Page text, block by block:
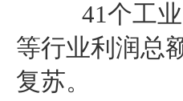
41个工业
等行业利润总
复苏。